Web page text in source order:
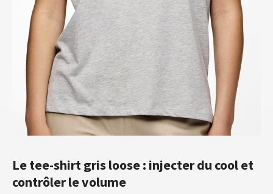
Le tee-shirt gris loose : injecter du cool et
contrôler le volume